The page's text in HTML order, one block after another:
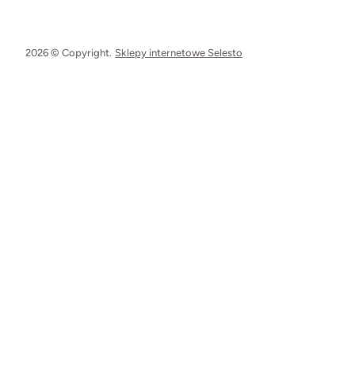
2026 © Copyright. Sklepy internetowe Selesto